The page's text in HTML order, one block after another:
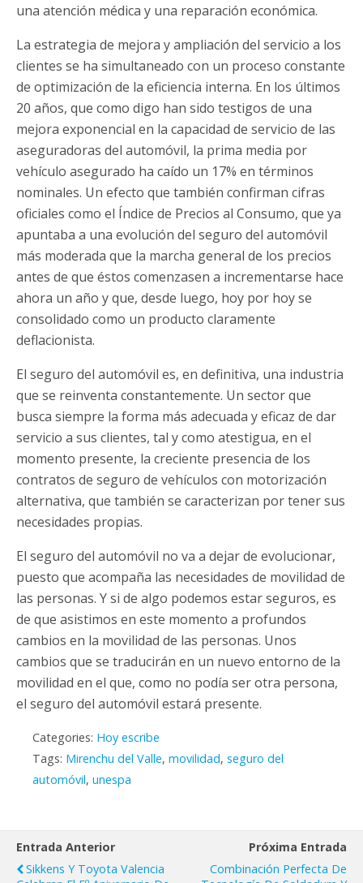
una atención médica y una reparación económica.
La estrategia de mejora y ampliación del servicio a los
clientes se ha simultaneado con un proceso constante
de optimización de la eficiencia interna. En los últimos
20 años, que como digo han sido testigos de una
mejora exponencial en la capacidad de servicio de las
aseguradoras del automóvil, la prima media por
vehículo asegurado ha caído un 17% en términos
nominales. Un efecto que también confirman cifras
oficiales como el Índice de Precios al Consumo, que ya
apuntaba a una evolución del seguro del automóvil
más moderada que la marcha general de los precios
antes de que éstos comenzasen a incrementarse hace
ahora un año y que, desde luego, hoy por hoy se
consolidado como un producto claramente
deflacionista.
El seguro del automóvil es, en definitiva, una industria
que se reinventa constantemente. Un sector que
busca siempre la forma más adecuada y eficaz de dar
servicio a sus clientes, tal y como atestigua, en el
momento presente, la creciente presencia de los
contratos de seguro de vehículos con motorización
alternativa, que también se caracterizan por tener sus
necesidades propias.
El seguro del automóvil no va a dejar de evolucionar,
puesto que acompaña las necesidades de movilidad de
las personas. Y si de algo podemos estar seguros, es
de que asistimos en este momento a profundos
cambios en la movilidad de las personas. Unos
cambios que se traducirán en un nuevo entorno de la
movilidad en el que, como no podía ser otra persona,
el seguro del automóvil estará presente.
Categories: Hoy escribe
Tags: Mirenchu del Valle, movilidad, seguro del
automóvil, unespa
Entrada Anterior
Sikkens Y Toyota Valencia
Próxima Entrada
Combinación Perfecta De